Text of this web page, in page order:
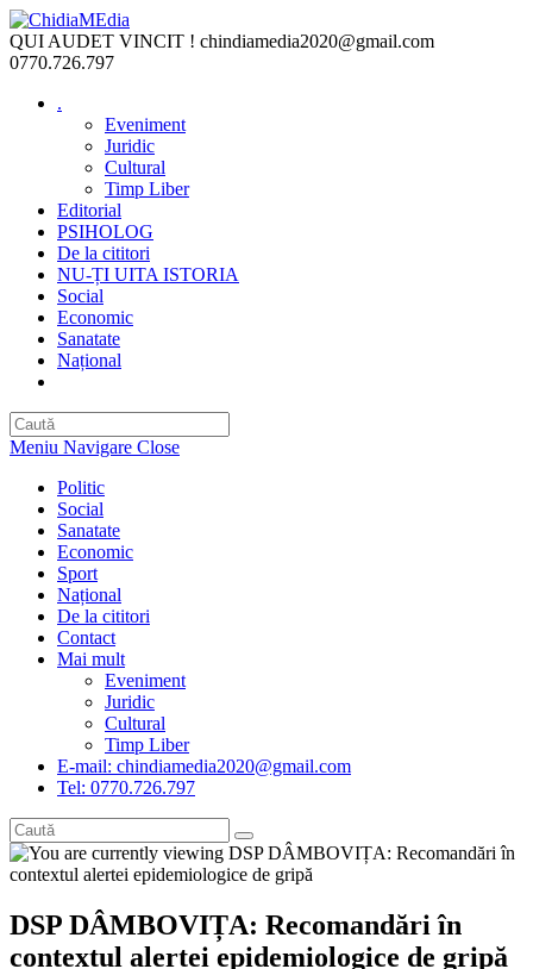
Skip
to
content
QUI AUDET VINCIT ! chindiamedia2020@gmail.com
0770.726.797
.
Eveniment
Juridic
Cultural
Timp Liber
Editorial
PSIHOLOG
De la cititori
NU-ȚI UITA ISTORIA
Social
Economic
Sanatate
Național
Meniu Navigare Close
Politic
Social
Sanatate
Economic
Sport
Național
De la cititori
Contact
Mai mult
Eveniment
Juridic
Cultural
Timp Liber
E-mail: chindiamedia2020@gmail.com
Tel: 0770.726.797
DSP DÂMBOVIȚA: Recomandări în
contextul alertei epidemiologice de gripă